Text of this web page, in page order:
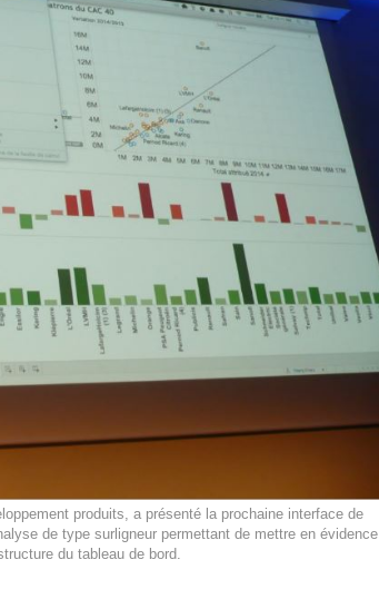
produits, a présenté la prochaine interface de
de type surligneur permettant de mettre en évidence
du tableau de bord.